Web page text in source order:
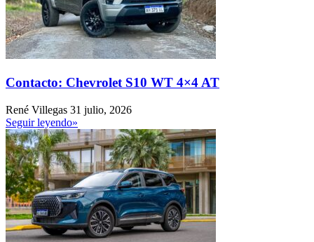
Contacto: Chevrolet S10 WT 4×4 AT
René Villegas 31 julio, 2026
Seguir leyendo»